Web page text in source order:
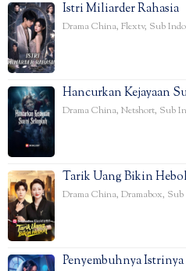
Istri Miliarder Rahasia
Drama China, Flextv, Sub Indo
Hancurkan Kejayaan
Drama China, Netshort, Sub
Tarik Uang Bikin
Drama China, Dramabox,
Penyembuhnya Istrinya